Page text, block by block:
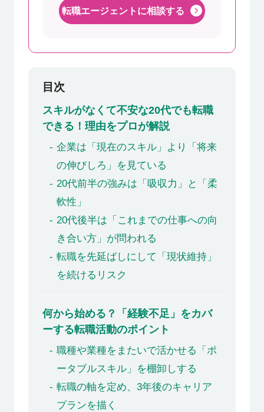
転職エージェントに相談する
目次
スキルがなくて不安な20代でも転職
できる！理由をプロが解説
企業は「現在のスキル」より「将来
の伸びしろ」を見ている
20代前半の強みは「吸収力」と「柔
軟性」
20代後半は「これまでの仕事への向
き合い方」が問われる
転職を先延ばしにして「現状維持」
を続けるリスク
何から始める？「経験不足」をカバ
ーする転職活動のポイント
職種や業種をまたいで活かせる「ポ
ータブルスキル」を棚卸しする
転職の軸を定め、3年後のキャリア
プランを描く